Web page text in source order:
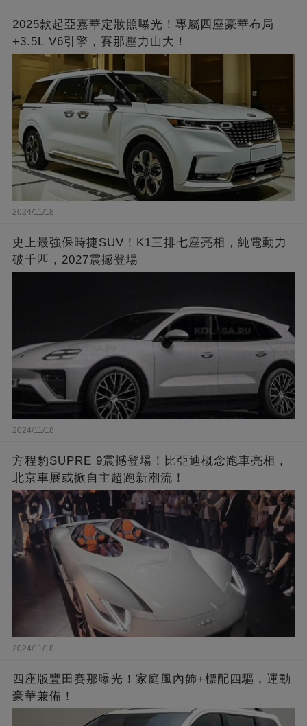
2025款起亞嘉華定妝照曝光！專屬四座豪華布局
+3.5L V6引擎，賽那壓力山大！
2024/11/18
史上最強保時捷SUV！K1三排七座亮相，純電動力
破千匹，2027震撼登場
2024/11/18
方程豹SUPRE 9震撼登場！比亞迪概念跑車亮相，
北京車展或掀自主超跑新潮流！
2024/11/18
四座版豐田賽那曝光！家庭風內飾+標配四驅，運動
豪華兼備！